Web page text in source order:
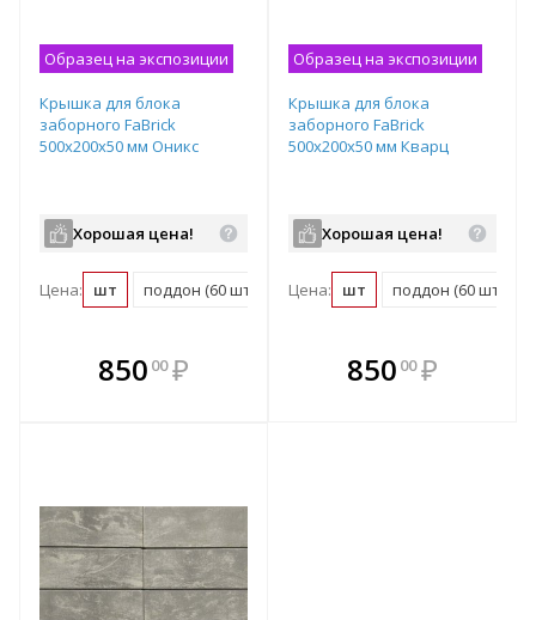
Образец на экспозиции
Крышка для блока
заборного FaBrick
500х200х50 мм Оникс
Хорошая цена!
Цена: шт поддон (60 шт)
850 00 ₽
В комплекте
всегда выгоднее!
Образец на экспозиции
Крышка для блока
заборного FaBrick
500х200х50 мм Кварц
Хорошая цена!
Цена: шт поддон (60 шт)
В комплекте
всегда выгоднее!
850 00 ₽